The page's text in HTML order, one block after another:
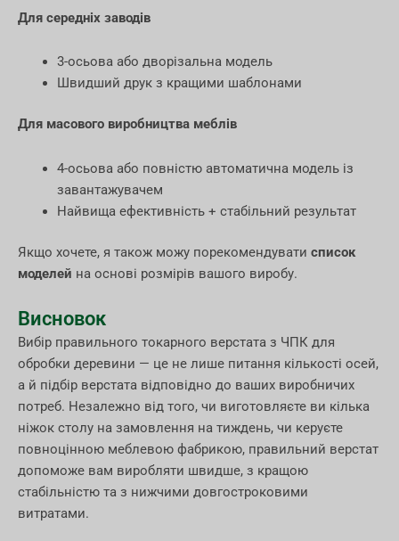
Для середніх заводів
3-осьова або дворізальна модель
Швидший друк з кращими шаблонами
Для масового виробництва меблів
4-осьова або повністю автоматична модель із
завантажувачем
Найвища ефективність + стабільний результат
Якщо хочете, я також можу порекомендувати список
моделей на основі розмірів вашого виробу.
Висновок
Вибір правильного токарного верстата з ЧПК для
обробки деревини — це не лише питання кількості осей,
а й підбір верстата відповідно до ваших виробничих
потреб. Незалежно від того, чи виготовляєте ви кілька
ніжок столу на замовлення на тиждень, чи керуєте
повноцінною меблевою фабрикою, правильний верстат
допоможе вам виробляти швидше, з кращою
стабільністю та з нижчими довгостроковими
витратами.